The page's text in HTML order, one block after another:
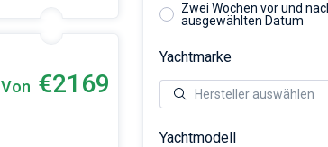
Von €2169
Zwei Wochen vor und
ausgewählten Datum
Yachtmarke
Yachtmodell